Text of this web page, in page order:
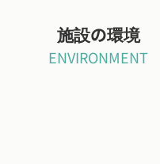
施設の環境
ENVIRONMENT